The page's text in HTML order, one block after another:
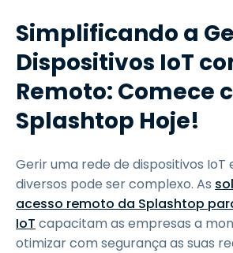
Simplificando a
Dispositivos IoT
Remoto: Comece
Splashtop Hoje!
Gerir uma rede de dispositivos IoT
diversos pode ser complexo. As
acesso remoto da Splashtop
IoT capacitam as empresas a
otimizar com segurança as suas